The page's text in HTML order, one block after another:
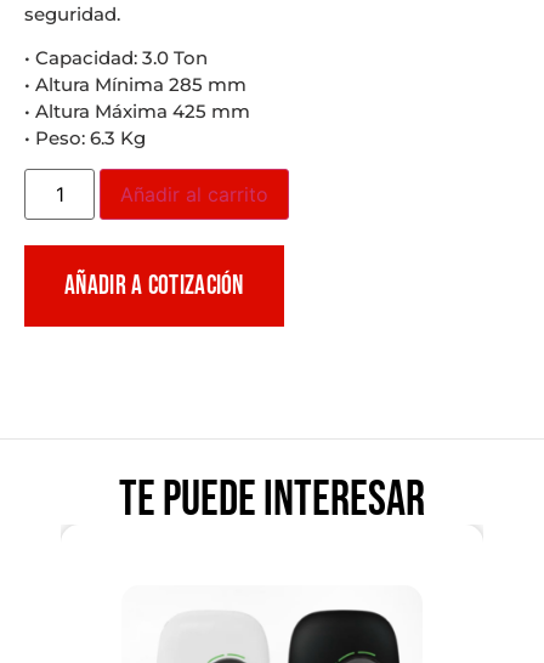
seguridad.
• Capacidad: 3.0 Ton
• Altura Mínima 285 mm
• Altura Máxima 425 mm
• Peso: 6.3 Kg
Añadir al carrito
AÑADIR A COTIZACIÓN
Te puede interesar